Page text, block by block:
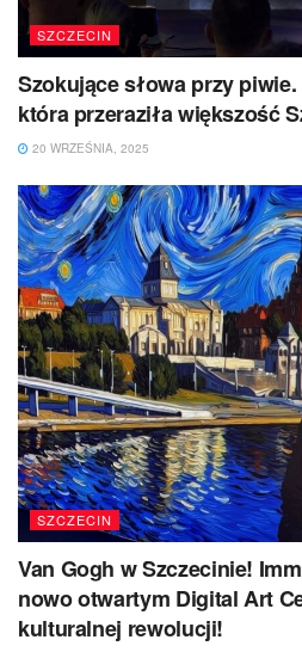
SZCZECIN
Szokujące słowa przy
która przeraziła większość
20 WRZEŚNIA, 2025
SZCZECIN
Van Gogh w Szczecinie!
nowo otwartym Digital Art
kulturalnej rewolucji!